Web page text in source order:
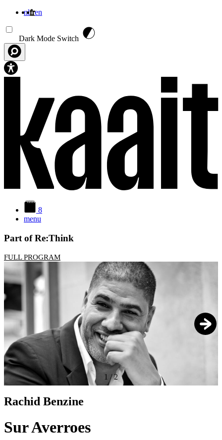
nlfren
Dark Mode Switch
8
menu
Part of Re:Think
FULL PROGRAM
1 /2
Rachid Benzine
Sur Averroes